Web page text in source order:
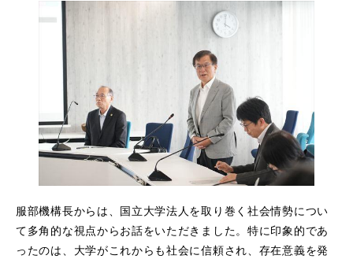
服部機構長からは、国立大学法人を取り巻く社会情勢につい
て多角的な視点からお話をいただきました。特に印象的であ
ったのは、大学がこれからも社会に信頼され、存在意義を発